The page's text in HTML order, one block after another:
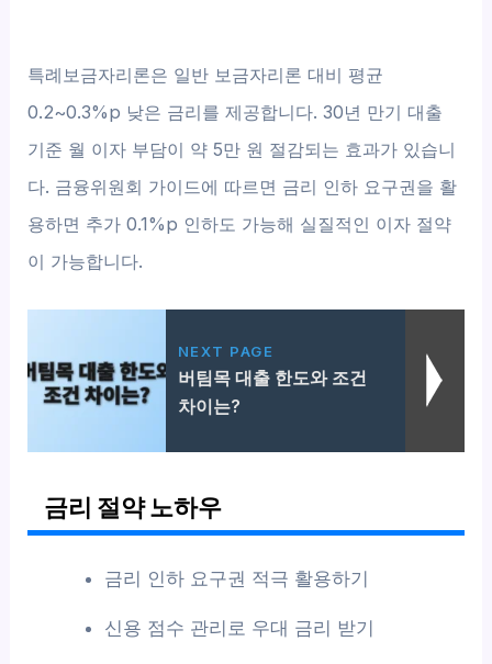
특례보금자리론은 일반 보금자리론 대비 평균
0.2~0.3%p 낮은 금리를 제공합니다. 30년 만기 대출
기준 월 이자 부담이 약 5만 원 절감되는 효과가 있습니
다. 금융위원회 가이드에 따르면 금리 인하 요구권을 활
용하면 추가 0.1%p 인하도 가능해 실질적인 이자 절약
이 가능합니다.
NEXT PAGE
버팀목 대출 한도와 조건
차이는?
금리 절약 노하우
금리 인하 요구권 적극 활용하기
신용 점수 관리로 우대 금리 받기